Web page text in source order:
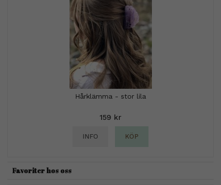
Hårklämma - stor lila
159 kr
INFO KÖP
Favoriter hos oss